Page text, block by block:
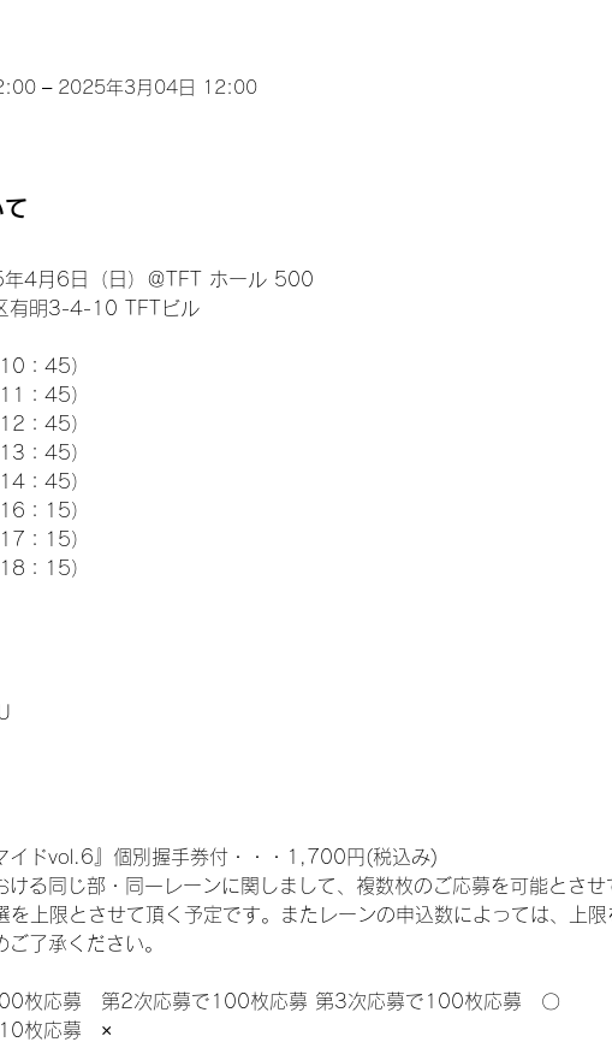
– 2025年3月04日 12:00
4月6日（日）＠TFT ホール 500
有明3-4-10 TFTビル
：45）
：45）
：45）
：45）
：45）
：15）
：15）
：15）
イドvol.6』個別握手券付・・・1,700円(税込み)
る同じ部・同一レーンに関しまして、複数枚のご応募を可能とさ
を上限とさせて頂く予定です。またレーンの申込数によっては、上
了承ください。
枚応募　第2次応募で100枚応募 第3次応募で100枚応募　〇
枚応募　×